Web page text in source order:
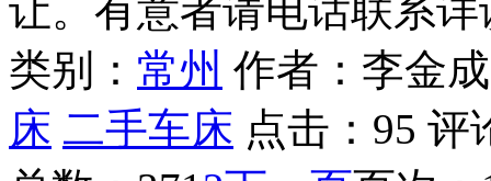
让。有意者请电话联系
类别： 常州 作者：李金
床 二手车床 点击： 95 评